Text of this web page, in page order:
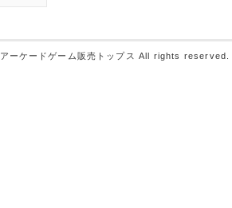
アーケードゲーム販売トップス All rights reserved.